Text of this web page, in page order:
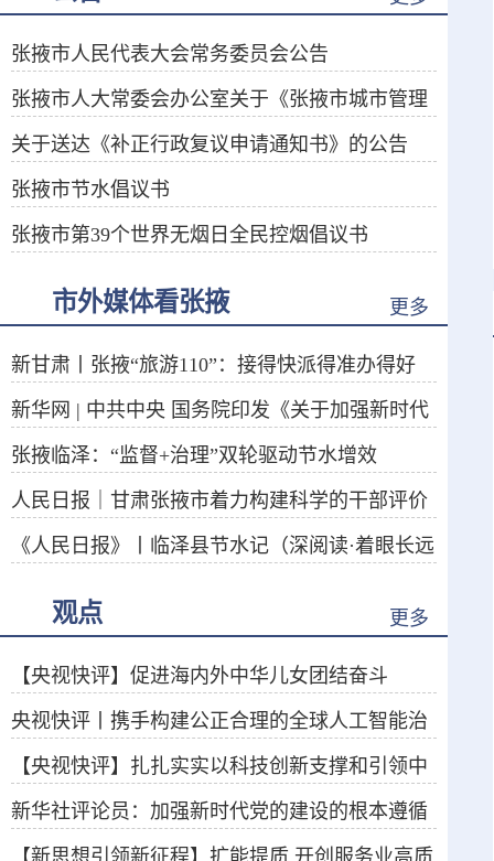
张掖市人民代表大会常务委员会公告
张掖市人大常委会办公室关于《张掖市城市管理
条例（草案）》向社会公开征求意见的公告
关于送达《补正行政复议申请通知书》的公告
张掖市节水倡议书
张掖市第39个世界无烟日全民控烟倡议书
市外媒体看张掖 更多
新甘肃丨张掖“旅游110”：接得快派得准办得好
新华网 | 中共中央 国务院印发《关于加强新时代
社会工作的意见》
张掖临泽：“监督+治理”双轮驱动节水增效
人民日报｜甘肃张掖市着力构建科学的干部评价
体系，激励干部干事创业
《人民日报》丨临泽县节水记（深阅读·着眼长远
谋发展）
观点 更多
【央视快评】促进海内外中华儿女团结奋斗
央视快评丨携手构建公正合理的全球人工智能治
理体系
【央视快评】扎扎实实以科技创新支撑和引领中
国式现代化
新华社评论员：加强新时代党的建设的根本遵循
【新思想引领新征程】扩能提质 开创服务业高质